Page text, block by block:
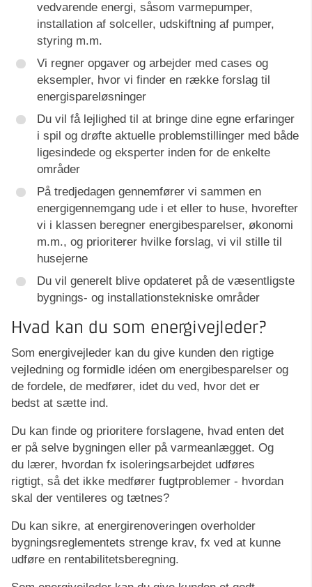
vedvarende energi, såsom varmepumper,
installation af solceller, udskiftning af pumper,
styring m.m.
Vi regner opgaver og arbejder med cases og
eksempler, hvor vi finder en række forslag til
energispareløsninger
Du vil få lejlighed til at bringe dine egne erfaringer
i spil og drøfte aktuelle problemstillinger med både
ligesindede og eksperter inden for de enkelte
områder
På tredjedagen gennemfører vi sammen en
energigennemgang ude i et eller to huse, hvorefter
vi i klassen beregner energibesparelser, økonomi
m.m., og prioriterer hvilke forslag, vi vil stille til
husejerne
Du vil generelt blive opdateret på de væsentligste
bygnings- og installationstekniske områder
Hvad kan du som energivejleder?
Som energivejleder kan du give kunden den rigtige
vejledning og formidle idéen om energibesparelser og
de fordele, de medfører, idet du ved, hvor det er
bedst at sætte ind.
Du kan finde og prioritere forslagene, hvad enten det
er på selve bygningen eller på varmeanlægget. Og
du lærer, hvordan fx isoleringsarbejdet udføres
rigtigt, så det ikke medfører fugtproblemer - hvordan
skal der ventileres og tætnes?
Du kan sikre, at energirenoveringen overholder
bygningsreglementets strenge krav, fx ved at kunne
udføre en rentabilitetsberegning.